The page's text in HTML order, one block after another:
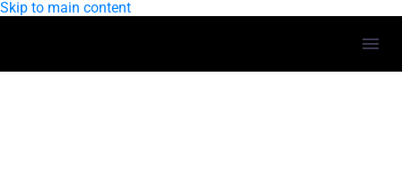
Skip to main content